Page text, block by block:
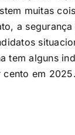
muitas
a
tem alguns
cento em 2025.